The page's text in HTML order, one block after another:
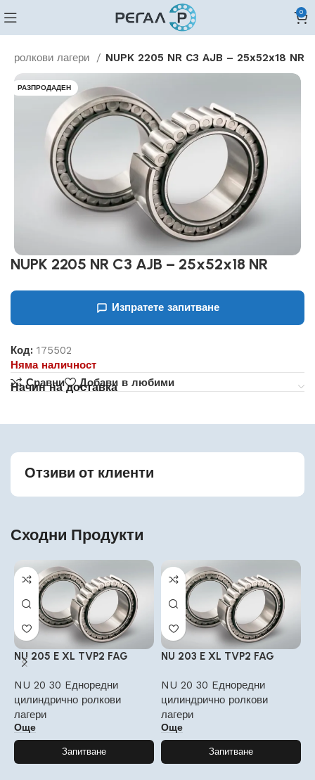
0
ролкови лагери NUPK 2205 NR C3 AJB – 25x52x18 NR
РАЗПРОДАДЕН
NUPK 2205 NR C3 AJB – 25x52x18 NR
Изпратете запитване
Код:175502
Няма наличност
Сравни
Добави в любими
Начин на доставка
Отзиви от клиенти
Сходни Продукти
NU 205 E XL TVP2 FAG
NU 20 30 Eдноредни
цилиндрично ролкови
лагери
Още
Запитване
NU 203 E XL TVP2 FAG
NU 20 30 Eдноредни
цилиндрично ролкови
лагери
Още
Запитване